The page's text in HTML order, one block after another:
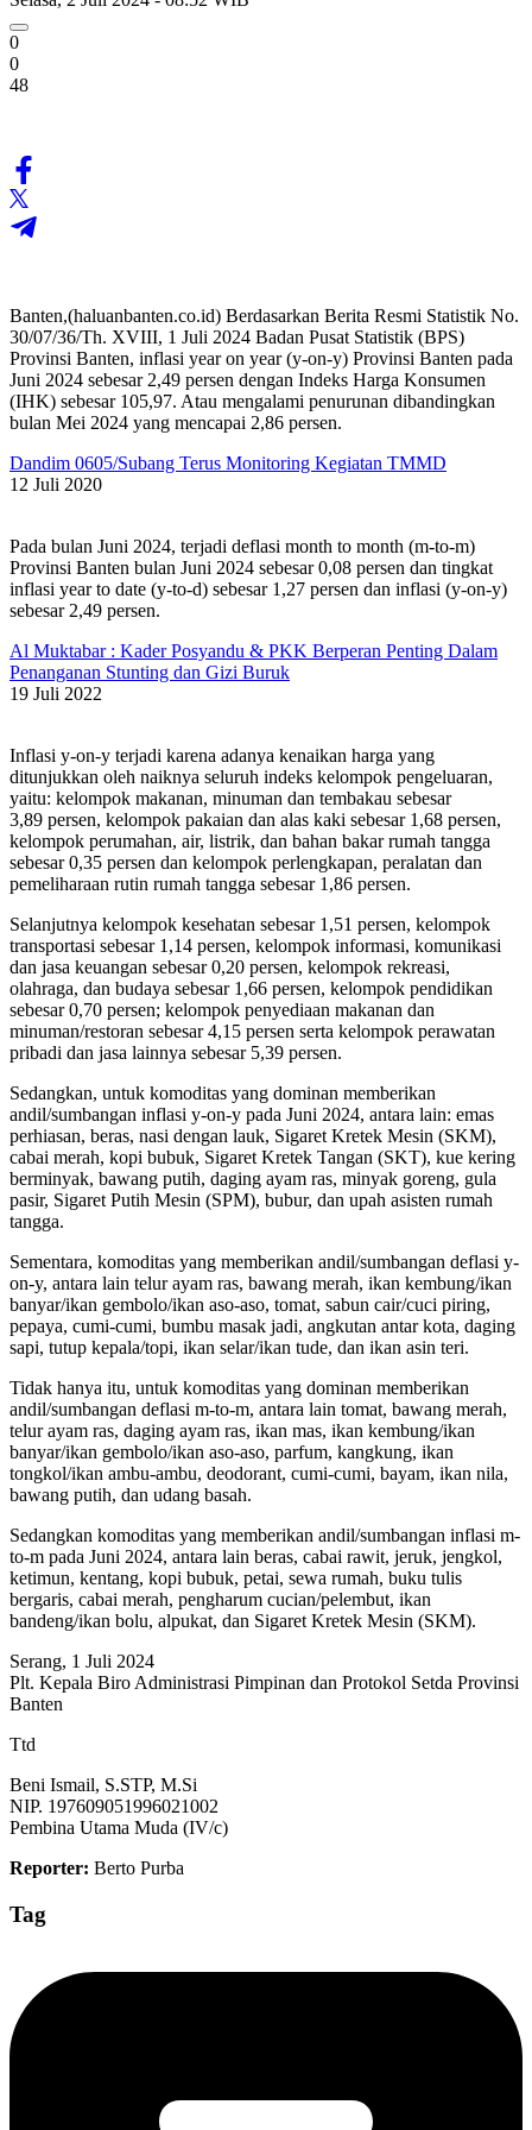
0
0
48
Banten,(haluanbanten.co.id) Berdasarkan Berita Resmi Statistik No.
30/07/36/Th. XVIII, 1 Juli 2024 Badan Pusat Statistik (BPS)
Provinsi Banten, inflasi year on year (y-on-y) Provinsi Banten pada
Juni 2024 sebesar 2,49 persen dengan Indeks Harga Konsumen
(IHK) sebesar 105,97. Atau mengalami penurunan dibandingkan
bulan Mei 2024 yang mencapai 2,86 persen.
Dandim 0605/Subang Terus Monitoring Kegiatan TMMD
12 Juli 2020
Pada bulan Juni 2024, terjadi deflasi month to month (m-to-m)
Provinsi Banten bulan Juni 2024 sebesar 0,08 persen dan tingkat
inflasi year to date (y-to-d) sebesar 1,27 persen dan inflasi (y-on-y)
sebesar 2,49 persen.
Al Muktabar : Kader Posyandu & PKK Berperan Penting Dalam
Penanganan Stunting dan Gizi Buruk
19 Juli 2022
Inflasi y-on-y terjadi karena adanya kenaikan harga yang
ditunjukkan oleh naiknya seluruh indeks kelompok pengeluaran,
yaitu: kelompok makanan, minuman dan tembakau sebesar
3,89 persen, kelompok pakaian dan alas kaki sebesar 1,68 persen,
kelompok perumahan, air, listrik, dan bahan bakar rumah tangga
sebesar 0,35 persen dan kelompok perlengkapan, peralatan dan
pemeliharaan rutin rumah tangga sebesar 1,86 persen.
Selanjutnya kelompok kesehatan sebesar 1,51 persen, kelompok
transportasi sebesar 1,14 persen, kelompok informasi, komunikasi
dan jasa keuangan sebesar 0,20 persen, kelompok rekreasi,
olahraga, dan budaya sebesar 1,66 persen, kelompok pendidikan
sebesar 0,70 persen; kelompok penyediaan makanan dan
minuman/restoran sebesar 4,15 persen serta kelompok perawatan
pribadi dan jasa lainnya sebesar 5,39 persen.
Sedangkan, untuk komoditas yang dominan memberikan
andil/sumbangan inflasi y-on-y pada Juni 2024, antara lain: emas
perhiasan, beras, nasi dengan lauk, Sigaret Kretek Mesin (SKM),
cabai merah, kopi bubuk, Sigaret Kretek Tangan (SKT), kue kering
berminyak, bawang putih, daging ayam ras, minyak goreng, gula
pasir, Sigaret Putih Mesin (SPM), bubur, dan upah asisten rumah
tangga.
Sementara, komoditas yang memberikan andil/sumbangan deflasi y-
on-y, antara lain telur ayam ras, bawang merah, ikan kembung/ikan
banyar/ikan gembolo/ikan aso-aso, tomat, sabun cair/cuci piring,
pepaya, cumi-cumi, bumbu masak jadi, angkutan antar kota, daging
sapi, tutup kepala/topi, ikan selar/ikan tude, dan ikan asin teri.
Tidak hanya itu, untuk komoditas yang dominan memberikan
andil/sumbangan deflasi m-to-m, antara lain tomat, bawang merah,
telur ayam ras, daging ayam ras, ikan mas, ikan kembung/ikan
banyar/ikan gembolo/ikan aso-aso, parfum, kangkung, ikan
tongkol/ikan ambu-ambu, deodorant, cumi-cumi, bayam, ikan nila,
bawang putih, dan udang basah.
Sedangkan komoditas yang memberikan andil/sumbangan inflasi m-
to-m pada Juni 2024, antara lain beras, cabai rawit, jeruk, jengkol,
ketimun, kentang, kopi bubuk, petai, sewa rumah, buku tulis
bergaris, cabai merah, pengharum cucian/pelembut, ikan
bandeng/ikan bolu, alpukat, dan Sigaret Kretek Mesin (SKM).
Serang, 1 Juli 2024
Plt. Kepala Biro Administrasi Pimpinan dan Protokol Setda Provinsi
Banten
Ttd
Beni Ismail, S.STP, M.Si
NIP. 197609051996021002
Pembina Utama Muda (IV/c)
Reporter: Berto Purba
Tag